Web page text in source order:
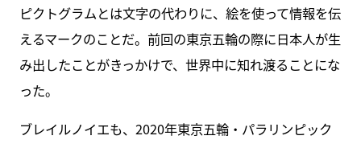
ピクトグラムとは文字の代わりに、絵を使って情報を伝
えるマークのことだ。前回の東京五輪の際に日本人が生
み出したことがきっかけで、世界中に知れ渡ることにな
った。
ブレイルノイエも、2020年東京五輪・パラリンピック